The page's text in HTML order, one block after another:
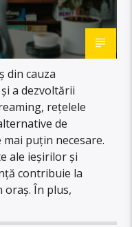
din cauza
a dezvoltării
rețelele
de
puțin necesare.
ale ieșirilor și
contribuie la
În plus,